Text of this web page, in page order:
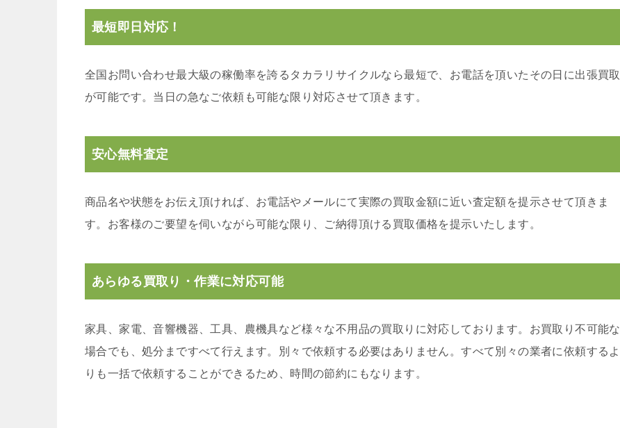
最短即日対応！
全国お問い合わせ最大級の稼働率を誇るタカラリサイクルなら最短で、お電話を頂いたその日に出張買取
が可能です。当日の急なご依頼も可能な限り対応させて頂きます。
安心無料査定
商品名や状態をお伝え頂ければ、お電話やメールにて実際の買取金額に近い査定額を提示させて頂きま
す。お客様のご要望を伺いながら可能な限り、ご納得頂ける買取価格を提示いたします。
あらゆる買取り・作業に対応可能
家具、家電、音響機器、工具、農機具など様々な不用品の買取りに対応しております。お買取り不可能な
場合でも、処分まですべて行えます。別々で依頼する必要はありません。すべて別々の業者に依頼するよ
りも一括で依頼することができるため、時間の節約にもなります。